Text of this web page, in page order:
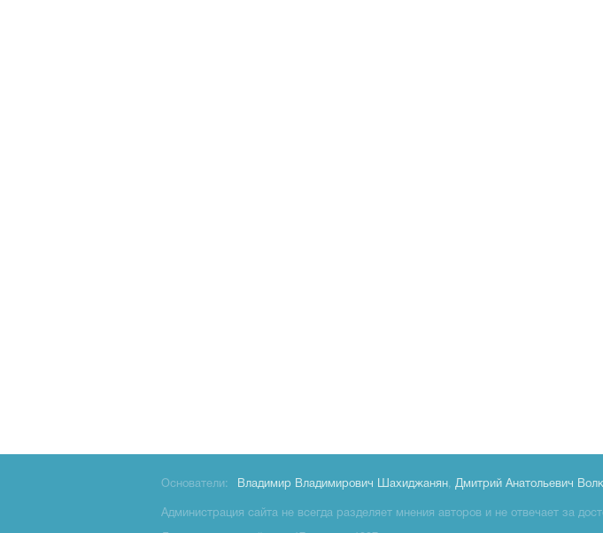
Основатели: Владимир Владимирович Шахиджанян, Дмитрий Анатольевич
Администрация сайта не всегда разделяет мнения авторов и не отвечает за